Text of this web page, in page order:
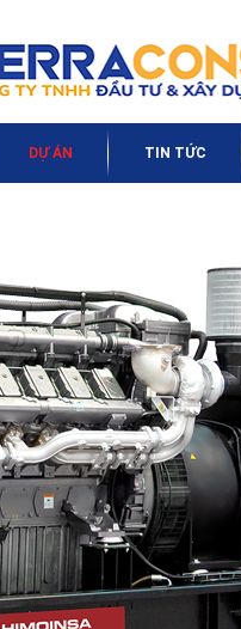
DỰ ÁN TIN TỨC